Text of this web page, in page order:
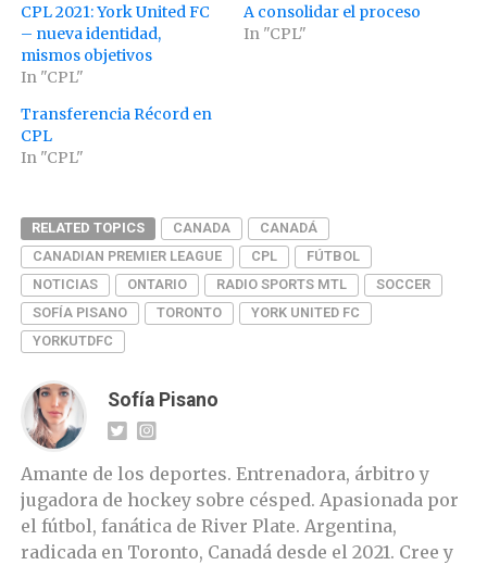
CPL 2021: York United FC
– nueva identidad,
mismos objetivos
In "CPL"
A consolidar el proceso
In "CPL"
Transferencia Récord en
CPL
In "CPL"
RELATED TOPICS CANADA
CANADÁ
CANADIAN PREMIER LEAGUE
CPL
FÚTBOL
NOTICIAS
ONTARIO RADIO SPORTS MTL
SOCCER
SOFÍA PISANO
TORONTO
YORK UNITED FC
YORKUTDFC
Sofía Pisano
Amante de los deportes. Entrenadora, árbitro y
jugadora de hockey sobre césped. Apasionada por
el fútbol, fanática de River Plate. Argentina,
radicada en Toronto, Canadá desde el 2021. Cree y